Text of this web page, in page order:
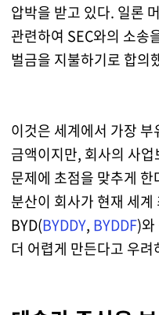
압박을 받고 있다. 일론
관련하여 SEC와의 소송
벌금을 지불하기로 합의
이것은 세계에서 가장
금액이지만, 회사의 사
문제에 초점을 맞추게
분산이 회사가 현재 세
BYD(BYDDY, BYDDF)와
더 어렵게 만든다고 우려